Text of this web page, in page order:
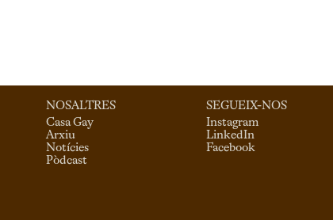
NOSALTRES
Casa Gay
Arxiu
Notícies
Pòdcast
SEGUEIX-NOS
Instagram
LinkedIn
Facebook